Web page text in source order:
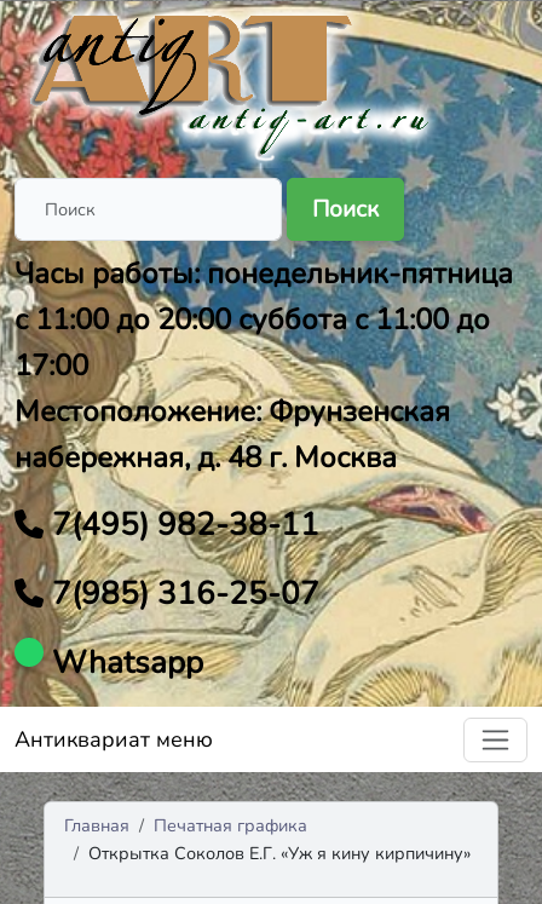
Поиск
Часы работы: понедельник-пятница
с 11:00 до 20:00 суббота с 11:00 до
17:00
Местоположение: Фрунзенская
набережная, д. 48 г. Москва
7(495) 982-38-11
7(985) 316-25-07
Whatsapp
Антиквариат меню
Главная
Печатная графика
Открытка Соколов Е.Г. «Уж я кину кирпичину»